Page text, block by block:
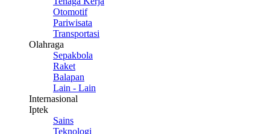
Otomotif
Pariwisata
Transportasi
Olahraga
Sepakbola
Raket
Balapan
Lain - Lain
Internasional
Iptek
Sains
Teknologi